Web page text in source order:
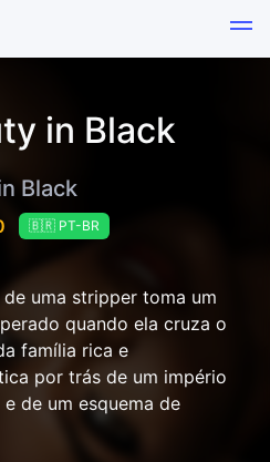
in Black
Black
🇧🇷 PT-BR
uma stripper toma um
quando ela cruza o
família rica e
por trás de um império
de um esquema de